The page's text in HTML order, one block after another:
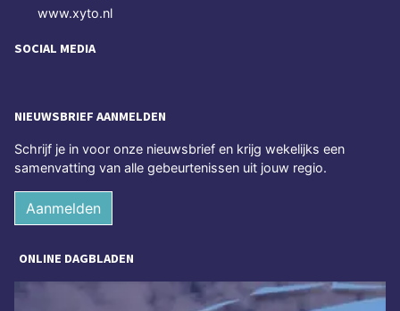
www.xyto.nl
SOCIAL MEDIA
NIEUWSBRIEF AANMELDEN
Schrijf je in voor onze nieuwsbrief en krijg wekelijks een
samenvatting van alle gebeurtenissen uit jouw regio.
Aanmelden
ONLINE DAGBLADEN